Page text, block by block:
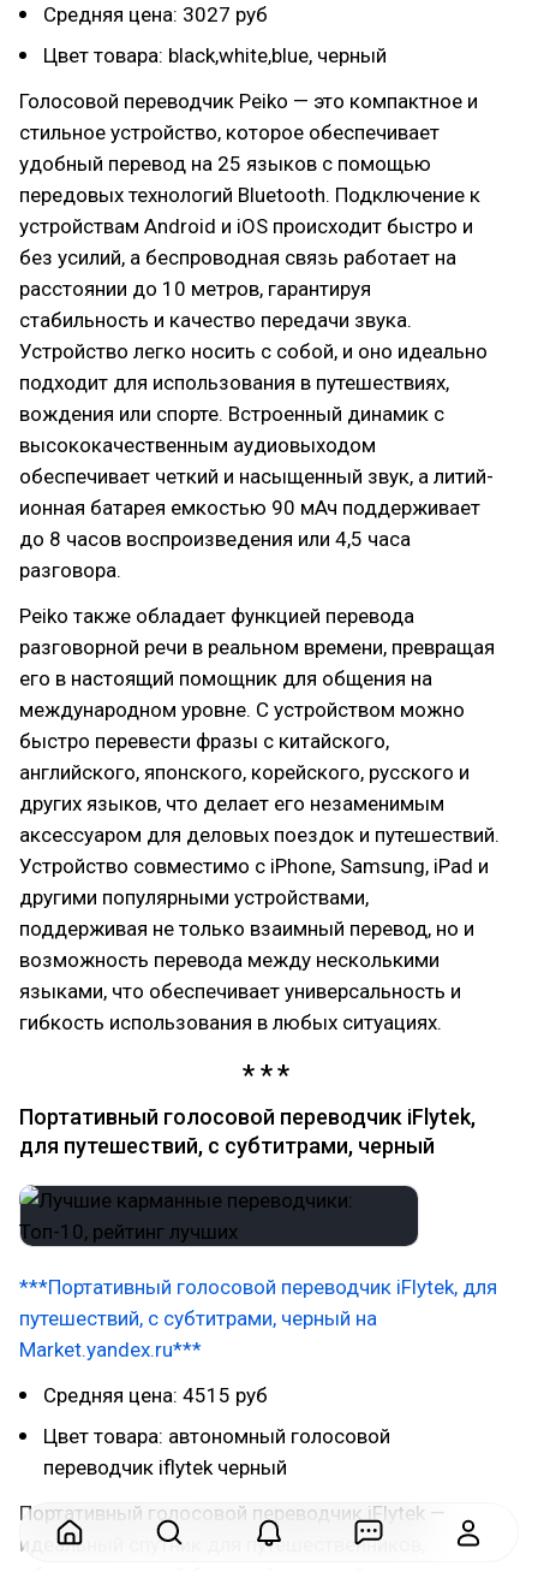
Средняя цена: 3027 руб
Цвет товара: black,white,blue, черный
Голосовой переводчик Peiko — это компактное и
стильное устройство, которое обеспечивает
удобный перевод на 25 языков с помощью
передовых технологий Bluetooth. Подключение к
устройствам Android и iOS происходит быстро и
без усилий, а беспроводная связь работает на
расстоянии до 10 метров, гарантируя
стабильность и качество передачи звука.
Устройство легко носить с собой, и оно идеально
подходит для использования в путешествиях,
вождения или спорте. Встроенный динамик с
высококачественным аудиовыходом
обеспечивает четкий и насыщенный звук, а литий-
ионная батарея емкостью 90 мАч поддерживает
до 8 часов воспроизведения или 4,5 часа
разговора.
Peiko также обладает функцией перевода
разговорной речи в реальном времени, превращая
его в настоящий помощник для общения на
международном уровне. С устройством можно
быстро перевести фразы с китайского,
английского, японского, корейского, русского и
других языков, что делает его незаменимым
аксессуаром для деловых поездок и путешествий.
Устройство совместимо с iPhone, Samsung, iPad и
другими популярными устройствами,
поддерживая не только взаимный перевод, но и
возможность перевода между несколькими
языками, что обеспечивает универсальность и
гибкость использования в любых ситуациях.
Портативный голосовой переводчик iFlytek,
для путешествий, с субтитрами, черный
***Портативный голосовой переводчик iFlytek, для
путешествий, с субтитрами, черный на
Market.yandex.ru***
Средняя цена: 4515 руб
Цвет товара: автономный голосовой
переводчик iflytek черный
Портативный голосовой переводчик iFlytek —
идеальный спутник для путешественников,